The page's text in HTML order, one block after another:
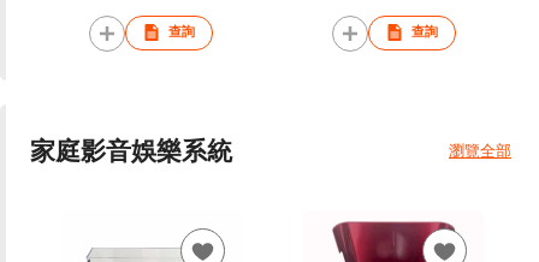
查詢 查詢
家庭影音娛樂系統 瀏覽全部